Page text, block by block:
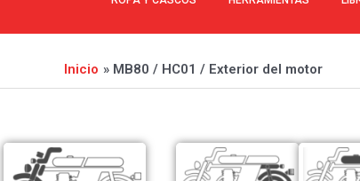
Inicio MB80 / HC01 / Exterior del motor